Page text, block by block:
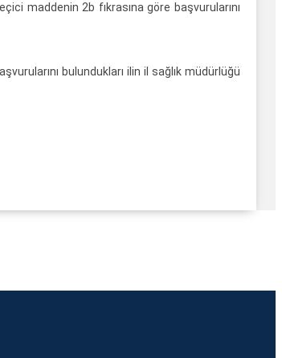
maddenin 2b fıkrasına göre başvurularını
bulundukları ilin il sağlık müdürlüğü